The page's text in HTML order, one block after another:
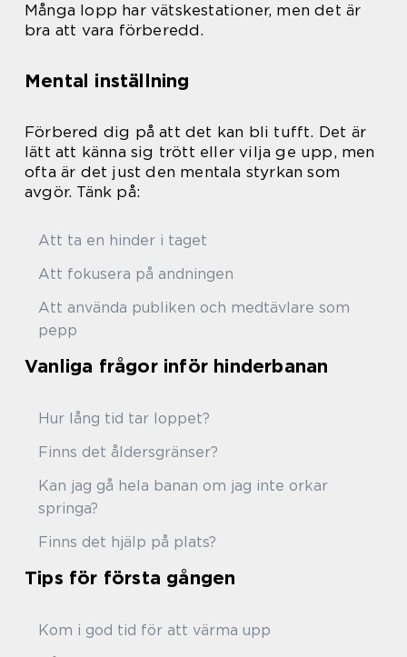
Många lopp har vätskestationer, men det är
bra att vara förberedd.
Mental inställning
Förbered dig på att det kan bli tufft. Det är
lätt att känna sig trött eller vilja ge upp, men
ofta är det just den mentala styrkan som
avgör. Tänk på:
Att ta en hinder i taget
Att fokusera på andningen
Att använda publiken och medtävlare som
pepp
Vanliga frågor inför hinderbanan
Hur lång tid tar loppet?
Finns det åldersgränser?
Kan jag gå hela banan om jag inte orkar
springa?
Finns det hjälp på plats?
Tips för första gången
Kom i god tid för att värma upp